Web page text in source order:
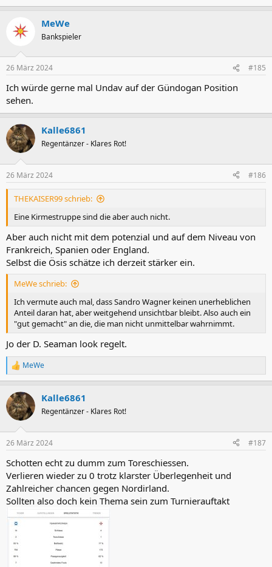
MeWe
Bankspieler
26 März 2024 #185
Ich würde gerne mal Undav auf der Gündogan Position
sehen.
Kalle6861
Regentänzer - Klares Rot!
26 März 2024 #186
THEKAISER99 schrieb:
Eine Kirmestruppe sind die aber auch nicht.
Aber auch nicht mit dem potenzial und auf dem Niveau von
Frankreich, Spanien oder England.
Selbst die Ösis schätze ich derzeit stärker ein.
MeWe schrieb:
Ich vermute auch mal, dass Sandro Wagner keinen unerheblichen
Anteil daran hat, aber weitgehend unsichtbar bleibt. Also auch ein
"gut gemacht" an die, die man nicht unmittelbar wahrnimmt.
Jo der D. Seaman look regelt.
R
e
k
t
i
e
:
MeWe
Kalle6861
Regentänzer - Klares Rot!
26 März 2024 #187
Schotten echt zu dumm zum Toreschiessen.
Verlieren wieder zu 0 trotz klarster Überlegenheit und
Zahlreicher chancen gegen Nordirland.
Sollten also doch kein Thema sein zum Turnierauftakt